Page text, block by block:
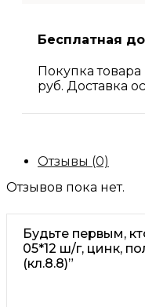
Бесплатная
Покупка
руб. Доставка
Отзывы (0)
Отзывов пока нет.
Будьте первым,
05*12 ш/г, цинк,
(кл.8.8)”